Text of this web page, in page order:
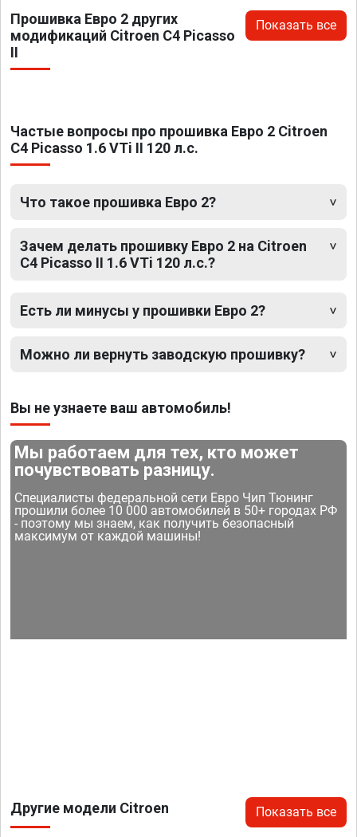
Прошивка Евро 2 других
модификаций Citroen C4 Picasso
II
Показать все
Частые вопросы про прошивка Евро 2 Citroen
C4 Picasso 1.6 VTi II 120 л.с.
Что такое прошивка Евро 2?
Зачем делать прошивку Евро 2 на Citroen
C4 Picasso II 1.6 VTi 120 л.с.?
Есть ли минусы у прошивки Евро 2?
Можно ли вернуть заводскую прошивку?
Вы не узнаете ваш автомобиль!
Мы работаем для тех, кто может
почувствовать разницу.
Специалисты федеральной сети Евро Чип Тюнинг
прошили более 10 000 автомобилей в 50+ городах РФ
- поэтому мы знаем, как получить безопасный
максимум от каждой машины!
Другие модели Citroen Показать все